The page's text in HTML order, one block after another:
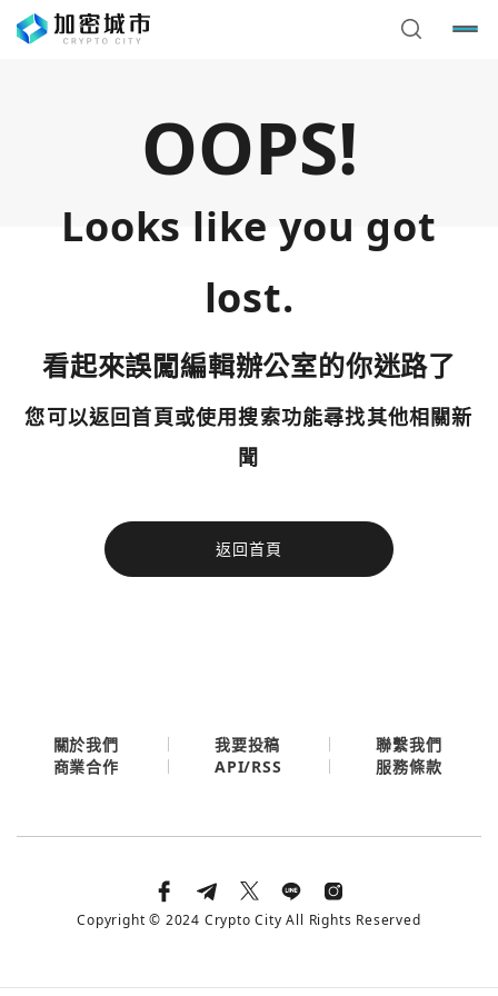
OOPS!
Looks like you got
lost.
看起來誤闖編輯辦公室的你迷路了
您可以返回首頁或使用搜索功能尋找其他相關新
聞
返回首頁
今日熱門
使用以下帳號繼續
您已閒置5分鐘，請點擊關閉按鈕或空白處，即可回到加密
今日熱門
關於我們 我要投稿
聯繫我們
商業合作
API/RSS 服務條款
Copyright © 2024 Crypto City All Rights Reserved